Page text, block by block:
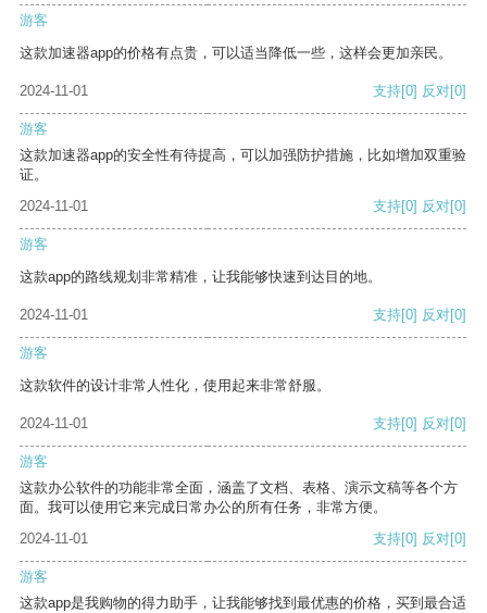
游客
这款加速器app的价格有点贵，可以适当降低一些，这样会更加亲民。
2024-11-01 支持[0] 反对[0]
游客
这款加速器app的安全性有待提高，可以加强防护措施，比如增加双重验
证。
2024-11-01
支持[0] 反对[0]
游客
这款app的路线规划非常精准，让我能够快速到达目的地。
2024-11-01 支持[0] 反对[0]
游客
这款软件的设计非常人性化，使用起来非常舒服。
2024-11-01 支持[0] 反对[0]
游客
这款办公软件的功能非常全面，涵盖了文档、表格、演示文稿等各个方
面。我可以使用它来完成日常办公的所有任务，非常方便。
2024-11-01
支持[0] 反对[0]
游客
这款app是我购物的得力助手，让我能够找到最优惠的价格，买到最合适